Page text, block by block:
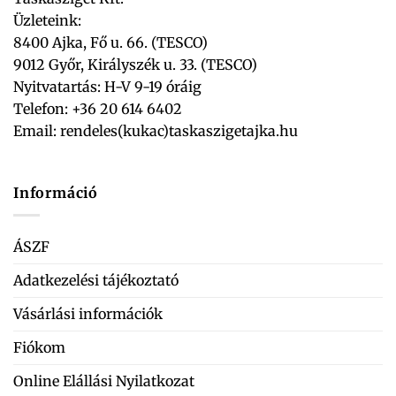
Üzleteink:
8400 Ajka, Fő u. 66. (TESCO)
9012 Győr, Királyszék u. 33. (TESCO)
Nyitvatartás: H-V 9-19 óráig
Telefon: +36 20 614 6402
Email: rendeles(kukac)taskaszigetajka.hu
Információ
ÁSZF
Adatkezelési tájékoztató
Vásárlási információk
Fiókom
Online Elállási Nyilatkozat